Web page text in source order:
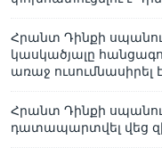
Հրանտ Դինքի
կասկածյալը
առաջ ուսումնասիրել
Հրանտ Դինքի
դատապարտվել վեց